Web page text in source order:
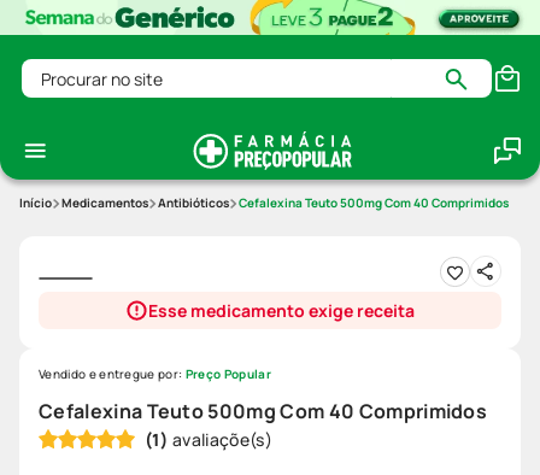
Procurar no site
Medicamentos Antibióticos Cefalexina Teuto 500mg Com 40 Comprimidos
Esse medicamento exige receita
Cefalexina Teuto 500mg Com 40 Comprimidos
(1)
Vendido e entregue por: Preço Popular